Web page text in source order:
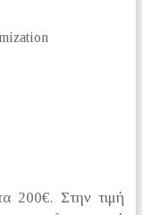
200€. Στην τιμή